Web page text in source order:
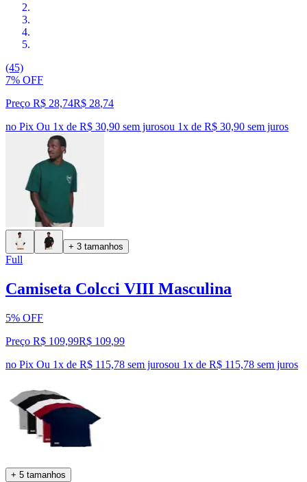
(45)
7% OFF
Preço R$ 28,74R$ 28,74
no Pix Ou 1x de R$ 30,90 sem jurosou 1x de R$ 30,90 sem juros
+ 3 tamanhos
Full
Camiseta Colcci VIII Masculina
5% OFF
Preço R$ 109,99R$ 109,99
no Pix Ou 1x de R$ 115,78 sem jurosou 1x de R$ 115,78 sem juros
+ 5 tamanhos